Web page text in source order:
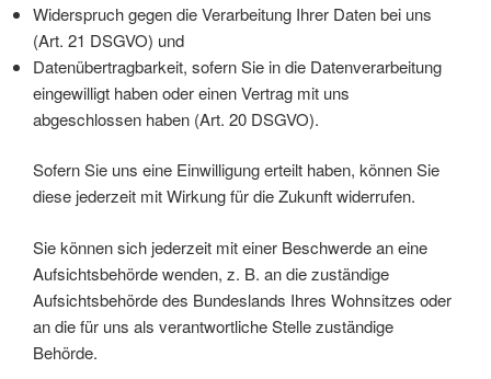
Widerspruch gegen die Verarbeitung Ihrer Daten bei uns
(Art. 21 DSGVO) und
Datenübertragbarkeit, sofern Sie in die Datenverarbeitung
eingewilligt haben oder einen Vertrag mit uns
abgeschlossen haben (Art. 20 DSGVO).
Sofern Sie uns eine Einwilligung erteilt haben, können Sie
diese jederzeit mit Wirkung für die Zukunft widerrufen.
Sie können sich jederzeit mit einer Beschwerde an eine
Aufsichtsbehörde wenden, z. B. an die zuständige
Aufsichtsbehörde des Bundeslands Ihres Wohnsitzes oder
an die für uns als verantwortliche Stelle zuständige
Behörde.